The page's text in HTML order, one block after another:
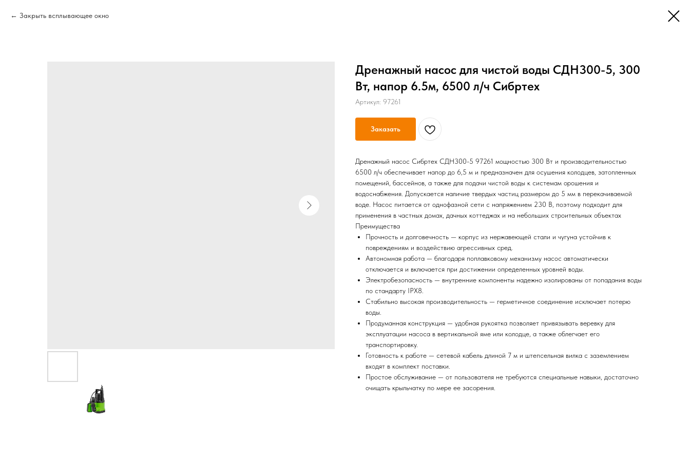
Закрыть всплывающее окно
Дренажный насос для чистой воды СДН300-5, 300
Вт, напор 6.5м, 6500 л/ч Сибртех
Артикул: 97261
Заказать
Дренажный насос Сибртех СДН300-5 97261 мощностью 300 Вт и производительностью
6500 л/ч обеспечивает напор до 6,5 м и предназначен для осушения колодцев, затопленных
помещений, бассейнов, а также для подачи чистой воды к системам орошения и
водоснабжения. Допускается наличие твердых частиц размером до 5 мм в перекачиваемой
воде. Насос питается от однофазной сети с напряжением 230 В, поэтому подходит для
применения в частных домах, дачных коттеджах и на небольших строительных объектах
Преимущества
Прочность и долговечность — корпус из нержавеющей стали и чугуна устойчив к
повреждениям и воздействию агрессивных сред.
Автономная работа — благодаря поплавковому механизму насос автоматически
отключается и включается при достижении определенных уровней воды.
Электробезопасность — внутренние компоненты надежно изолированы от попадания воды
по стандарту IPX8.
Стабильно высокая производительность — герметичное соединение исключает потерю
воды.
Продуманная конструкция — удобная рукоятка позволяет привязывать веревку для
эксплуатации насоса в вертикальной яме или колодце, а также облегчает его
транспортировку.
Готовность к работе — сетевой кабель длиной 7 м и штепсельная вилка с заземлением
входят в комплект поставки.
Простое обслуживание — от пользователя не требуются специальные навыки, достаточно
очищать крыльчатку по мере ее засорения.